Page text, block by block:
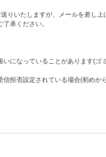
りいたしますが、メールを差し
承ください。
になっていることがあります(ゴ
拒否設定されている場合(初め